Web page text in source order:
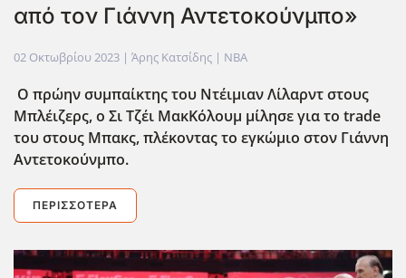
από τον Γιάννη Αντετοκούνμπο»
02 Οκτωβρίου 2023 | Άρης Κατσίδης | NBA
Ο πρώην συμπαίκτης του Ντέιμιαν Λίλαρντ στους
Μπλέιζερς, ο Σι Τζέι ΜακΚόλουμ μίλησε για το trade
του στους Μπακς, πλέκοντας το εγκώμιο στον Γιάννη
Αντετοκούνμπο.
ΠΕΡΙΣΣΌΤΕΡΑ